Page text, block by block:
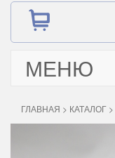
МЕНЮ
ГЛАВНАЯ > КАТАЛОГ >